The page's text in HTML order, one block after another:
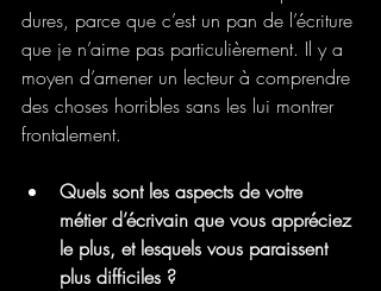
dures, parce que c’est un pan de l’écriture
que je n’aime pas particulièrement. Il y a
moyen d’amener un lecteur à comprendre
des choses horribles sans les lui montrer
frontalement.
Quels sont les aspects de votre
métier d’écrivain que vous appréciez
le plus, et lesquels vous paraissent
plus difficiles ?